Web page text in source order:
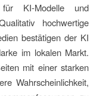
für KI-Modelle und
hochwertige
bestätigen der KI
im lokalen Markt.
mit einer starken
Wahrscheinlichkeit,